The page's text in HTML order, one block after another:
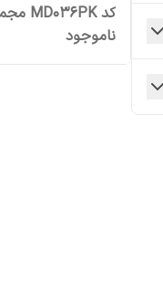
کد MD036PK مجموعه 4 عددی
ناموجود